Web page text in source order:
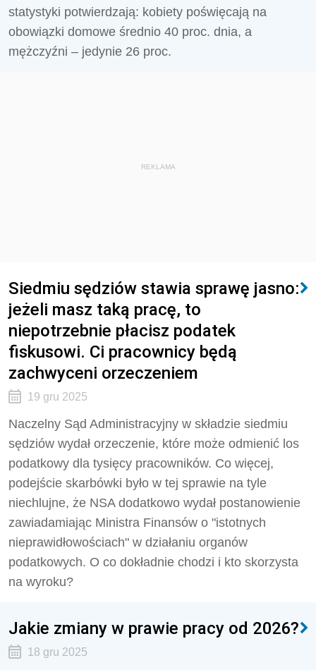
statystyki potwierdzają: kobiety poświęcają na
obowiązki domowe średnio 40 proc. dnia, a
mężczyźni – jedynie 26 proc.
REKLAMA
Siedmiu sędziów stawia sprawę jasno:
jeżeli masz taką pracę, to
niepotrzebnie płacisz podatek
fiskusowi. Ci pracownicy będą
zachwyceni orzeczeniem
19 gru 2025
Naczelny Sąd Administracyjny w składzie siedmiu
sędziów wydał orzeczenie, które może odmienić los
podatkowy dla tysięcy pracowników. Co więcej,
podejście skarbówki było w tej sprawie na tyle
niechlujne, że NSA dodatkowo wydał postanowienie
zawiadamiając Ministra Finansów o "istotnych
nieprawidłowościach" w działaniu organów
podatkowych. O co dokładnie chodzi i kto skorzysta
na wyroku?
Jakie zmiany w prawie pracy od 2026?
18 gru 2025